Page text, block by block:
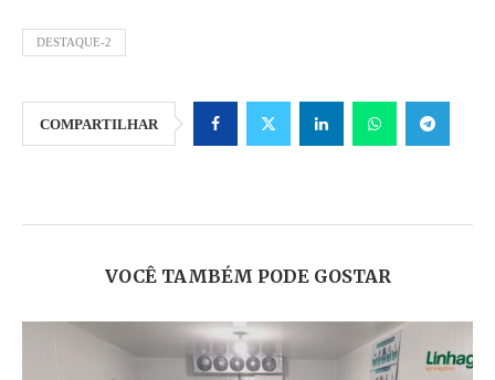
DESTAQUE-2
COMPARTILHAR
VOCÊ TAMBÉM PODE GOSTAR